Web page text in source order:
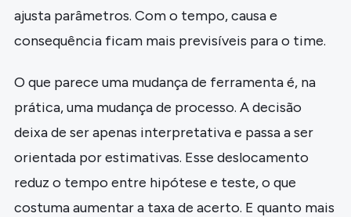
ajusta parâmetros. Com o tempo, causa e
consequência ficam mais previsíveis para o time.
O que parece uma mudança de ferramenta é, na
prática, uma mudança de processo. A decisão
deixa de ser apenas interpretativa e passa a ser
orientada por estimativas. Esse deslocamento
reduz o tempo entre hipótese e teste, o que
costuma aumentar a taxa de acerto. E quanto mais